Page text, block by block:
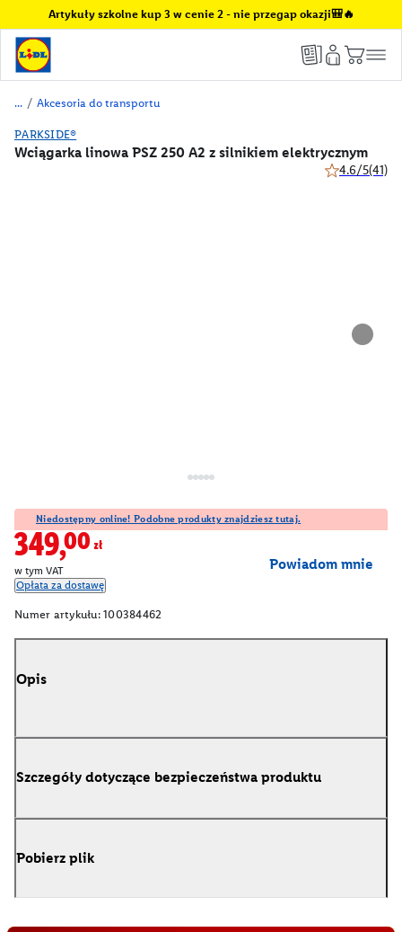
Artykuły szkolne kup 3 w cenie 2 - nie przegap okazji🎒🔥
/ Akcesoria do transportu
PARKSIDE®
Wciągarka linowa PSZ 250 A2 z silnikiem elektrycznym
4.6/5(41)
Niedostępny online! Podobne produkty znajdziesz tutaj.
349,00zł
w tym VAT
Opłata za dostawę
Powiadom mnie
Numer artykułu: 100384462
Opis
Szczegóły dotyczące bezpieczeństwa produktu
Pobierz plik